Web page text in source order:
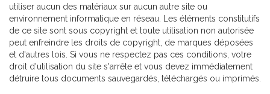
utiliser aucun des matériaux sur aucun autre site ou
environnement informatique en réseau. Les éléments constitutifs
de ce site sont sous copyright et toute utilisation non autorisée
peut enfreindre les droits de copyright, de marques déposées
et d'autres lois. Si vous ne respectez pas ces conditions, votre
droit d'utilisation du site s'arrête et vous devez immédiatement
détruire tous documents sauvegardés, téléchargés ou imprimés.